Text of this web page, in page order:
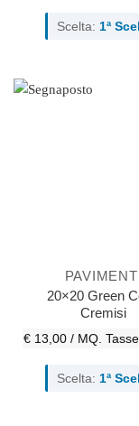
Scelta: 1ª
20×20 Green
Cremisi
€ 13,00 / MQ.
Scelta: 1ª